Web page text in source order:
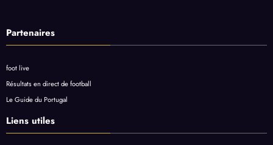
Partenaires
foot live
Résultats en direct de football
Le Guide du Portugal
Liens utiles